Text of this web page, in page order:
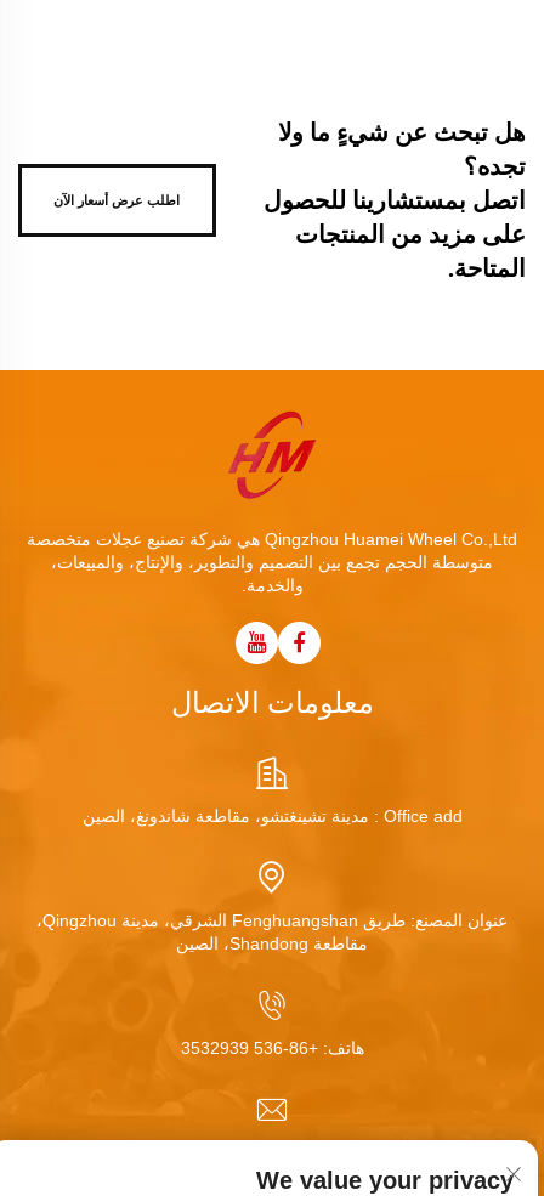
هل تبحث عن شيءٍ ما ولا
تجده؟
اتصل بمستشارينا للحصول
على مزيد من المنتجات
المتاحة.
اطلب عرض أسعار الآن
Qingzhou Huamei Wheel Co.,Ltd هي شركة تصنيع عجلات متخصصة
متوسطة الحجم تجمع بين التصميم والتطوير، والإنتاج، والمبيعات،
والخدمة.
معلومات الاتصال
Office add : مدينة تشينغتشو، مقاطعة شاندونغ، الصين
عنوان المصنع: طريق Fenghuangshan الشرقي، مدينة Qingzhou،
مقاطعة Shandong، الصين
هاتف:+86-536 3532939
We value your privacy